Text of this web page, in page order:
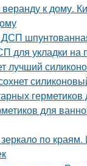
веранду к дому.
ДСП
для укладки на
лучший
для
по